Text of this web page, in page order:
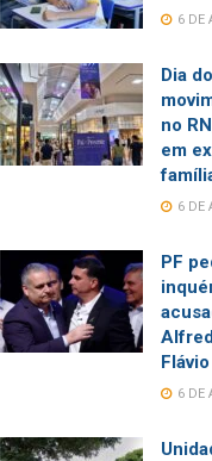
6 DE
Dia
no
em
6 DE
PF
Flávio
6 DE